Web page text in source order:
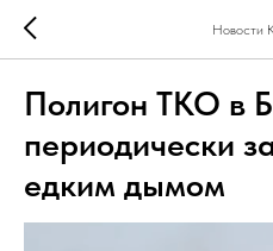
Новости
Полигон ТКО в
периодически
едким дымом